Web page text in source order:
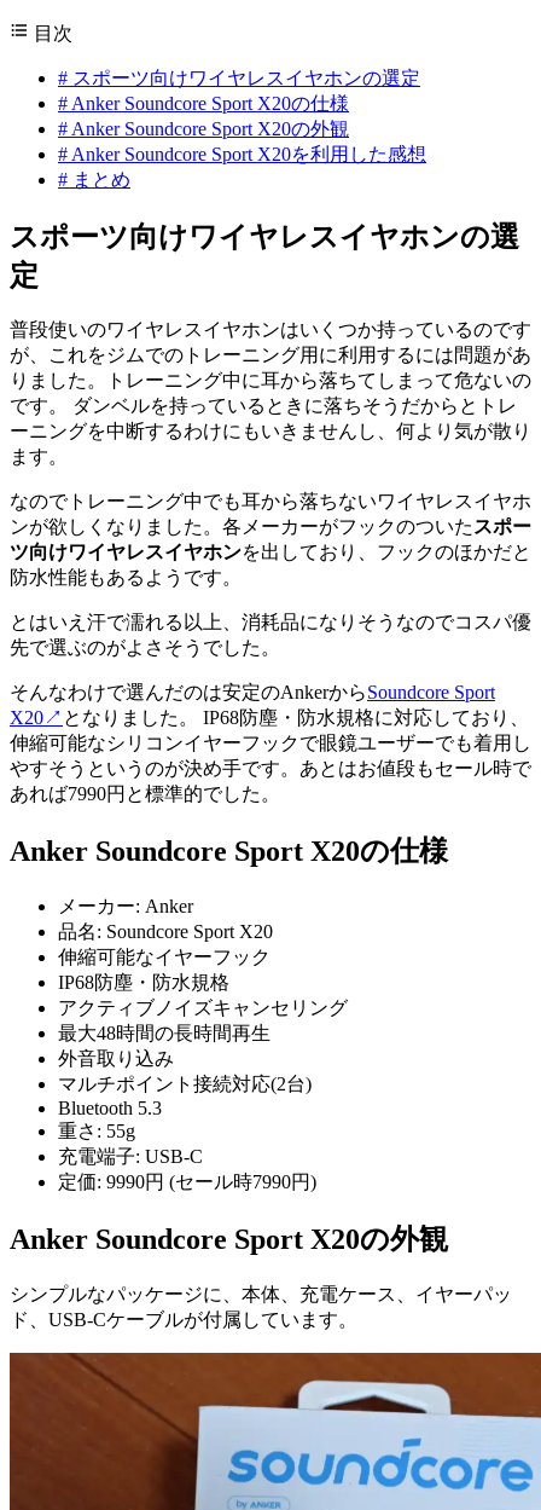
目次
# スポーツ向けワイヤレスイヤホンの選定
# Anker Soundcore Sport X20の仕様
# Anker Soundcore Sport X20の外観
# Anker Soundcore Sport X20を利用した感想
# まとめ
スポーツ向けワイヤレスイヤホンの選
定
普段使いのワイヤレスイヤホンはいくつか持っているのです
が、これをジムでのトレーニング用に利用するには問題があ
りました。トレーニング中に耳から落ちてしまって危ないの
です。 ダンベルを持っているときに落ちそうだからとトレ
ーニングを中断するわけにもいきませんし、何より気が散り
ます。
なのでトレーニング中でも耳から落ちないワイヤレスイヤホ
ンが欲しくなりました。各メーカーがフックのついたスポー
ツ向けワイヤレスイヤホンを出しており、フックのほかだと
防水性能もあるようです。
とはいえ汗で濡れる以上、消耗品になりそうなのでコスパ優
先で選ぶのがよさそうでした。
そんなわけで選んだのは安定のAnkerからSoundcore Sport
X20↗ となりました。 IP68防塵・防水規格に対応しており、
伸縮可能なシリコンイヤーフックで眼鏡ユーザーでも着用し
やすそうというのが決め手です。あとはお値段もセール時で
あれば7990円と標準的でした。
Anker Soundcore Sport X20の仕様
メーカー: Anker
品名: Soundcore Sport X20
伸縮可能なイヤーフック
IP68防塵・防水規格
アクティブノイズキャンセリング
最大48時間の長時間再生
外音取り込み
マルチポイント接続対応(2台)
Bluetooth 5.3
重さ: 55g
充電端子: USB-C
定価: 9990円 (セール時7990円)
Anker Soundcore Sport X20の外観
シンプルなパッケージに、本体、充電ケース、イヤーパッ
ド、USB-Cケーブルが付属しています。